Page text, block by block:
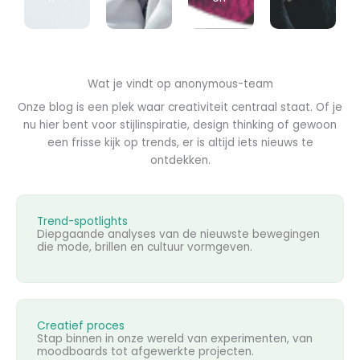
Wat je vindt op anonymous-team
Onze blog is een plek waar creativiteit centraal staat. Of je
nu hier bent voor stijlinspiratie, design thinking of gewoon
een frisse kijk op trends, er is altijd iets nieuws te
ontdekken.
Trend-spotlights
Diepgaande analyses van de nieuwste bewegingen
die mode, brillen en cultuur vormgeven.
Creatief proces
Stap binnen in onze wereld van experimenten, van
moodboards tot afgewerkte projecten.